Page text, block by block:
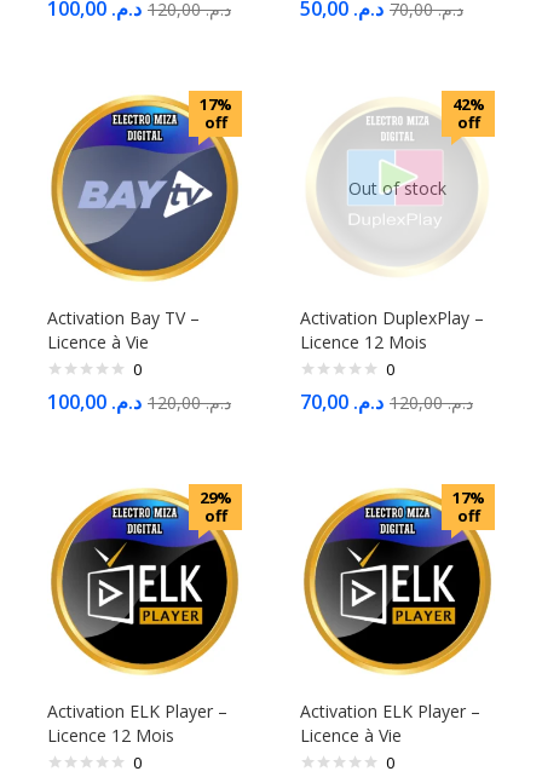
د.م. د.م.120,00 د.م. د.م.70,00
17%
off
Activation Bay TV –
Licence à Vie
0
د.م. د.م.120,00
Out of stock
42%
off
Activation DuplexPlay –
Licence 12 Mois
0
د.م. د.م.120,00
29%
off
Activation ELK Player –
Licence 12 Mois
0
17%
off
Activation ELK Player –
Licence à Vie
0